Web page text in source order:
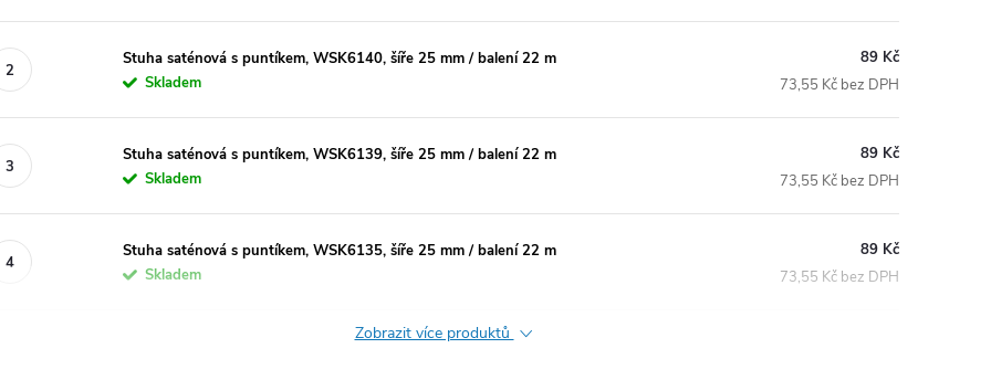
Stuha saténová s puntíkem, WSK6140, šíře 25 mm / balení 22 m
Skladem
89 Kč
73,55 Kč bez DPH
Stuha saténová s puntíkem, WSK6139, šíře 25 mm / balení 22 m
Skladem
89 Kč
73,55 Kč bez DPH
Stuha saténová s puntíkem, WSK6135, šíře 25 mm / balení 22 m
Skladem
89 Kč
73,55 Kč bez DPH
Zobrazit více produktů